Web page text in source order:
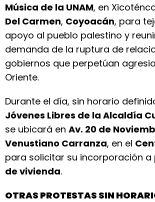
Música de la UNAM, en
Del Carmen, Coyoacán, para
apoyo al pueblo palestino y
demanda de la ruptura de
gobiernos que perpetúan
Oriente.
Durante el día, sin horario
Jóvenes Libres de la Alcaldía
se ubicará en Av. 20 de
Venustiano Carranza, en el
para solicitar su incorporación a
de vivienda.
OTRAS PROTESTAS SIN